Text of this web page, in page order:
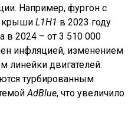
Например, фургон с
крышиL1H1 в 2023 году
в 2024 – от 3 510 000
инфляцией, изменением
линейки двигателей:
турбированным
AdBlue, что увеличило